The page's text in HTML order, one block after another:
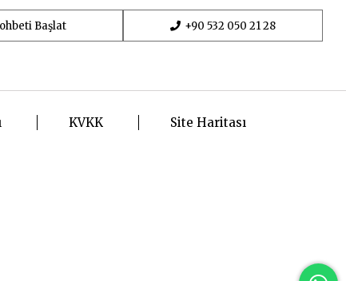
Başlat +90 532 050 21 28
KVKK Site Haritası